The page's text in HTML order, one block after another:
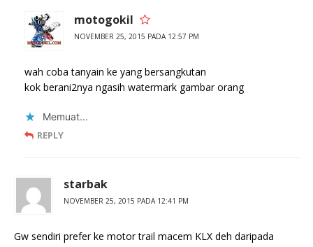
motogokil
NOVEMBER 25, 2015 PADA 12:57 PM
wah coba tanyain ke yang bersangkutan
kok berani2nya ngasih watermark gambar orang
Memuat...
REPLY
starbak
NOVEMBER 25, 2015 PADA 12:41 PM
Gw sendiri prefer ke motor trail macem KLX deh daripada